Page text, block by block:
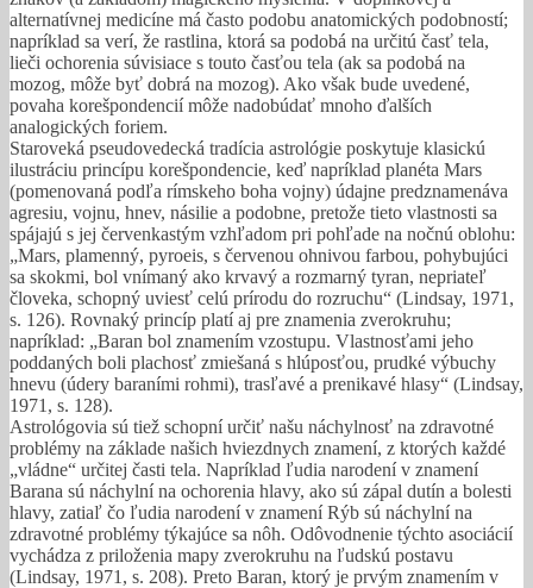
alternatívnej medicíne má často podobu anatomických podobností;
napríklad sa verí, že rastlina, ktorá sa podobá na určitú časť tela,
lieči ochorenia súvisiace s touto časťou tela (ak sa podobá na
mozog, môže byť dobrá na mozog). Ako však bude uvedené,
povaha korešpondencií môže nadobúdať mnoho ďalších
analogických foriem.
Staroveká pseudovedecká tradícia astrológie poskytuje klasickú
ilustráciu princípu korešpondencie, keď napríklad planéta Mars
(pomenovaná podľa rímskeho boha vojny) údajne predznamenáva
agresiu, vojnu, hnev, násilie a podobne, pretože tieto vlastnosti sa
spájajú s jej červenkastým vzhľadom pri pohľade na nočnú oblohu:
„Mars, plamenný, pyroeis, s červenou ohnivou farbou, pohybujúci
sa skokmi, bol vnímaný ako krvavý a rozmarný tyran, nepriateľ
človeka, schopný uviesť celú prírodu do rozruchu“ (Lindsay, 1971,
s. 126). Rovnaký princíp platí aj pre znamenia zverokruhu;
napríklad: „Baran bol znamením vzostupu. Vlastnosťami jeho
poddaných boli plachosť zmiešaná s hlúposťou, prudké výbuchy
hnevu (údery baraními rohmi), trasľavé a prenikavé hlasy“ (Lindsay,
1971, s. 128).
Astrológovia sú tiež schopní určiť našu náchylnosť na zdravotné
problémy na základe našich hviezdnych znamení, z ktorých každé
„vládne“ určitej časti tela. Napríklad ľudia narodení v znamení
Barana sú náchylní na ochorenia hlavy, ako sú zápal dutín a bolesti
hlavy, zatiaľ čo ľudia narodení v znamení Rýb sú náchylní na
zdravotné problémy týkajúce sa nôh. Odôvodnenie týchto asociácií
vychádza z priloženia mapy zverokruhu na ľudskú postavu
(Lindsay, 1971, s. 208). Preto Baran, ktorý je prvým znamením v